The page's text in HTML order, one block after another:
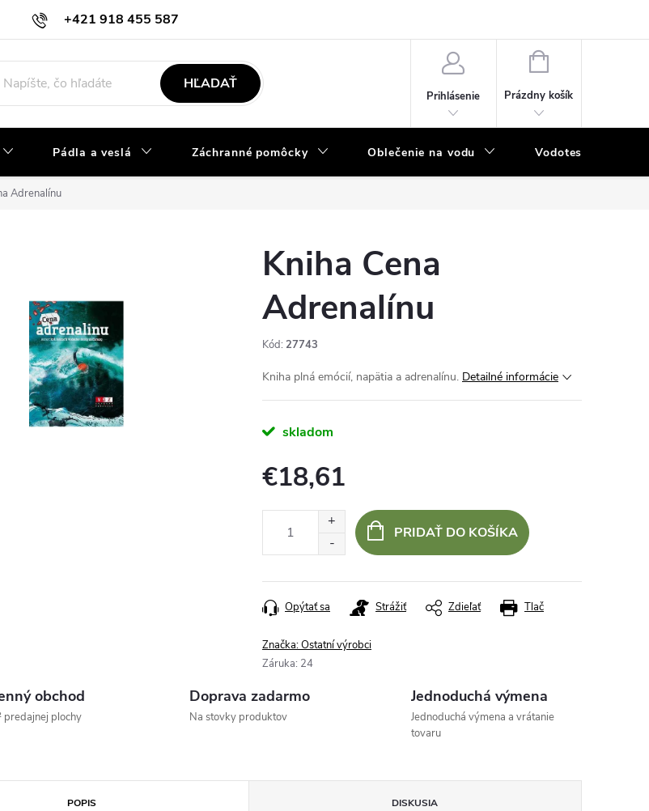
+421 918 455 587
info@vodacky-obchod.sk
HĽADAŤ
Prihlásenie
NÁKUPNÝ
Prázdny košík
Pádla a veslá Záchranné pomôcky Oblečenie na vodu Vodotesný program
Adrenalínu
Kniha Cena
Adrenalínu
Kód: 27743
Kniha plná emócií, napätia a adrenalínu. Detailné informácie
skladom
€18,61
PRIDAŤ DO KOŠÍKA
Tlač
Opýtať sa Strážiť Zdieľať
Značka:Ostatní výrobci
Záruka: 24
obchod
predajnej plochy
Doprava zadarmo
Na stovky produktov
Jednoduchá výmena
Jednoduchá výmena a vrátanie
tovaru
POPIS DISKUSIA